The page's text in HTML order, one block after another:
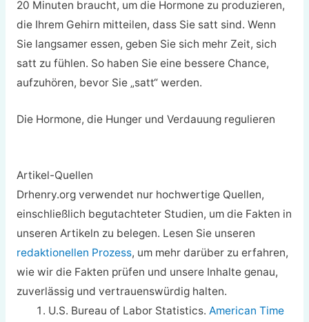
20 Minuten braucht, um die Hormone zu produzieren,
die Ihrem Gehirn mitteilen, dass Sie satt sind. Wenn
Sie langsamer essen, geben Sie sich mehr Zeit, sich
satt zu fühlen. So haben Sie eine bessere Chance,
aufzuhören, bevor Sie „satt“ werden.
Die Hormone, die Hunger und Verdauung regulieren
Artikel-Quellen
Drhenry.org verwendet nur hochwertige Quellen,
einschließlich begutachteter Studien, um die Fakten in
unseren Artikeln zu belegen. Lesen Sie unseren
redaktionellen Prozess, um mehr darüber zu erfahren,
wie wir die Fakten prüfen und unsere Inhalte genau,
zuverlässig und vertrauenswürdig halten.
U.S. Bureau of Labor Statistics. American Time